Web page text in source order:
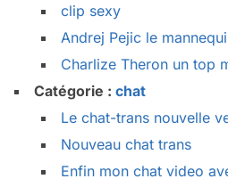
clip sexy
Andrej Pejic le
Charlize Theron un top
Catégorie : chat
Le chat-trans nouvelle
Nouveau chat trans
Enfin mon chat video